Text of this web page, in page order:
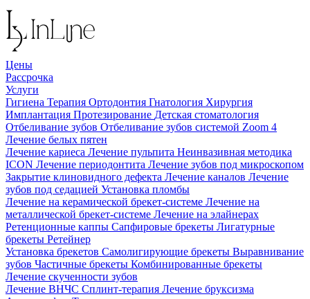
Цены
Рассрочка
Услуги
Гигиена Терапия Ортодонтия Гнатология Хирургия
Имплантация Протезирование Детская стоматология
Отбеливание зубов Отбеливание зубов системой Zoom 4
Лечение белых пятен
Лечение кариеса Лечение пульпита Неинвазивная методика
ICON Лечение периодонтита Лечение зубов под микроскопом
Закрытие клиновидного дефекта Лечение каналов Лечение
зубов под седацией Установка пломбы
Лечение на керамической брекет-системе Лечение на
металлической брекет-системе Лечение на элайнерах
Ретенционные каппы Сапфировые брекеты Лигатурные
брекеты Ретейнер
Установка брекетов Самолигирующие брекеты Выравнивание
зубов Частичные брекеты Комбинированные брекеты
Лечение скученности зубов
Лечение ВНЧС Сплинт-терапия Лечение бруксизма